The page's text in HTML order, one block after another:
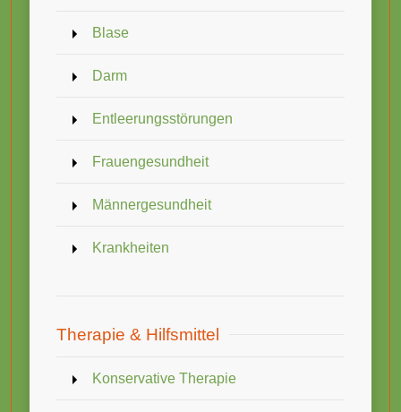
Blase
Darm
Entleerungsstörungen
Frauengesundheit
Männergesundheit
Krankheiten
Therapie & Hilfsmittel
Konservative Therapie